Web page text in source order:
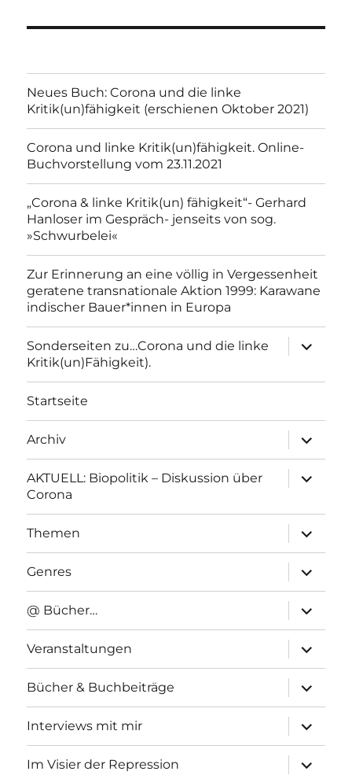
Neues Buch: Corona und die linke
Kritik(un)fähigkeit (erschienen Oktober 2021)
Corona und linke Kritik(un)fähigkeit. Online-
Buchvorstellung vom 23.11.2021
„Corona & linke Kritik(un) fähigkeit“- Gerhard
Hanloser im Gespräch- jenseits von sog.
»Schwurbelei«
Zur Erinnerung an eine völlig in Vergessenheit
geratene transnationale Aktion 1999: Karawane
indischer Bauer*innen in Europa
Sonderseiten zu…Corona und die linke
Kritik(un)Fähigkeit).
anzeigen
Startseite
Archiv
anzeigen
AKTUELL: Biopolitik – Diskussion über
Corona
anzeigen
Themen
anzeigen
Genres
anzeigen
@ Bücher…
anzeigen
Veranstaltungen
anzeigen
Bücher & Buchbeiträge
anzeigen
Interviews mit mir
anzeigen
Im Visier der Repression